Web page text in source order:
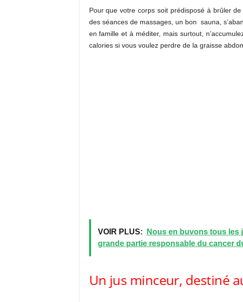
Pour que votre corps soit prédisposé à brûler
des séances de massages, un bon sauna,
en famille et à méditer, mais surtout,
calories si vous voulez perdre de la graisse
VOIR PLUS:
Nous en buvons tous les
grande partie responsable du cancer
Un jus minceur, destiné